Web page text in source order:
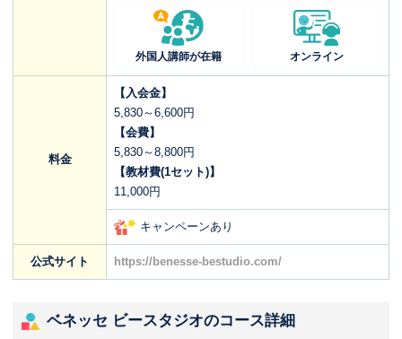
外国人講師が在籍 オンライン
料金
【入会金】
5,830～6,600円
【会費】
5,830～8,800円
【教材費(1セット)】
11,000円
キャンペーンあり
公式サイト https://benesse-bestudio.com/
ベネッセ ビースタジオのコース詳細